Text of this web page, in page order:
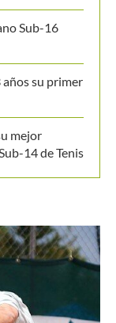
Sub-16
su primer
mejor
14 de Tenis